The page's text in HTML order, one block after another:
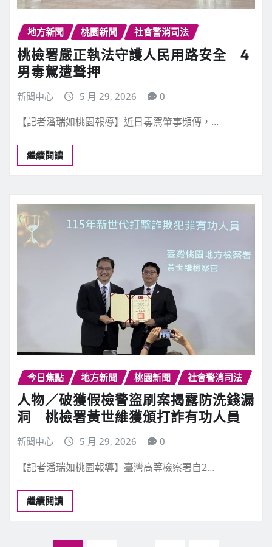
地方新聞 桃園新聞 社會警消司法
桃檢署嚴正執法守護人民用路安全 4
男毒駕遭聲押
新聞中心 5 月 29, 2026 0
【記者潘瑞如桃園報導】近日毒駕肇事頻傳，…
繼續閱讀
今日焦點 地方新聞 桃園新聞 社會警消司法
人物／破獲假檢警盜刷案揭露防洗錢漏
洞 桃檢署黃世維獲頒打詐有功人員
新聞中心 5 月 29, 2026 0
【記者潘瑞如桃園報導】臺灣高等檢察署自2…
繼續閱讀